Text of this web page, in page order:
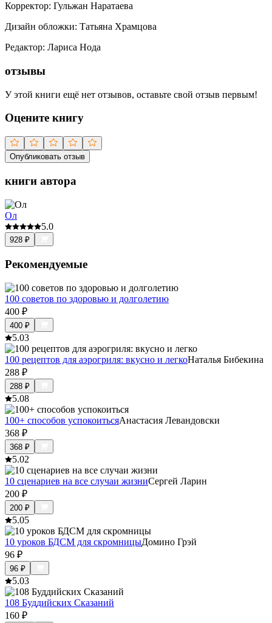
Корректор: Гульжан Наратаева
Дизайн обложки: Татьяна Храмцова
Редактор: Лариса Нода
отзывы
У этой книги ещё нет отзывов, оставьте свой отзыв первым!
Оцените книгу
Опубликовать отзыв
книги автора
Ол
5.0
928 ₽
Рекомендуемые
100 советов по здоровью и долголетию
400 ₽
400 ₽
5.03
100 рецептов для аэрогриля: вкусно и легкоНаталья Бибекина
288 ₽
288 ₽
5.08
100+ способов успокоитьсяАнастасия Левандовски
368 ₽
368 ₽
5.02
10 сценариев на все случаи жизниСергей Ларин
200 ₽
200 ₽
5.05
10 уроков БДСМ для скромницыДомино Грэй
96 ₽
96 ₽
5.03
108 Буддийских Сказаний
160 ₽